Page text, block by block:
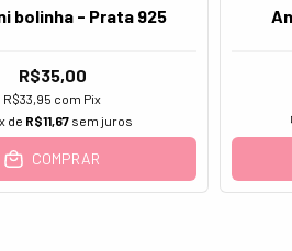
bolinha - Prata 925
R$35,00
R$33,95 com Pix
x de R$11,67 sem juros
COMPRAR